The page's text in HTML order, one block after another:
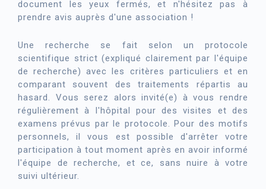
document les yeux fermés, et n'hésitez pas à
prendre avis auprès d'une association !
Une recherche se fait selon un protocole
scientifique strict (expliqué clairement par l'équipe
de recherche) avec les critères particuliers et en
comparant souvent des traitements répartis au
hasard. Vous serez alors invité(e) à vous rendre
régulièrement à l'hôpital pour des visites et des
examens prévus par le protocole. Pour des motifs
personnels, il vous est possible d'arrêter votre
participation à tout moment après en avoir informé
l'équipe de recherche, et ce, sans nuire à votre
suivi ultérieur.